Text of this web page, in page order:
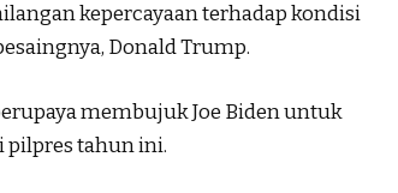
kepercayaan terhadap kondisi
Donald Trump.
membujuk Joe Biden untuk
pilpres tahun ini.